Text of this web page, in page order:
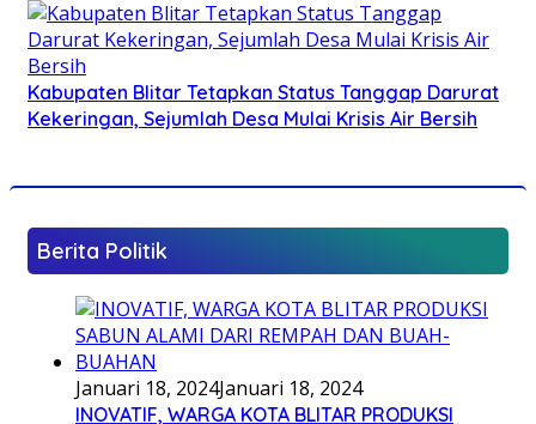
Kabupaten Blitar Tetapkan Status Tanggap Darurat
Kekeringan, Sejumlah Desa Mulai Krisis Air Bersih
Berita Politik
Januari 18, 2024Januari 18, 2024
INOVATIF, WARGA KOTA BLITAR PRODUKSI